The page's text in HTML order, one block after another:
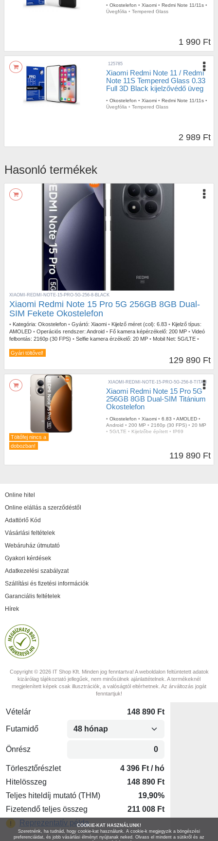
• Okostelefon • Xiaomi • Redmi Note 11/11s •
Üvegfólia • Tempered Glass
1 990 Ft
125785
Xiaomi Redmi Note 11 / Redmi
Note 11S Tempered Glass 0.33
Full 3D Black kijelzővédő üveg
• Okostelefon • Xiaomi • Redmi Note 11/11s •
Üvegfólia • Tempered Glass
2 989 Ft
Hasonló termékek
Gyári töltővel!
XIAOMI-REDMI-NOTE-15-PRO-5G-256-8-BLACK
Xiaomi Redmi Note 15 Pro 5G 256GB 8GB Dual-
SIM Fekete Okostelefon
• Kategória: Okostelefon • Gyártó: Xiaomi • Kijelző méret (col): 6.83 • Kijelző típus:
AMOLED • Operációs rendszer: Android • Fő kamera képérzékelő: 200 MP • Videó
felbontás: 2160p (30 FPS) • Selfie kamera érzékelő: 20 MP • Mobil Net: 5G/LTE •
129 890 Ft
Töltőfej nincs a
dobozban!
XIAOMI-REDMI-NOTE-15-PRO-5G-256-8-TITAN
Xiaomi Redmi Note 15 Pro 5G
256GB 8GB Dual-SIM Titánium
Okostelefon
• Okostelefon • Xiaomi • 6.83 • AMOLED •
Android • 200 MP • 2160p (30 FPS) • 20 MP
• 5G/LTE • Kijelzőbe épített • IP69
119 890 Ft
Online hitel
Online elállás a szerződéstől
Adattörlő Kód
Vásárlási feltételek
Webáruház útmutató
Gyakori kérdések
Adatkezelési szabályzat
Szállítási és fizetési információk
Garanciális feltételek
Hírek
Copyright © 2026 IT Shop Kft. Minden jog fenntartva! A weboldalon feltüntetett adatok
kizárólag tájékoztató jellegűek, nem minősülnek ajánlattételnek. A termékeknél
megjelenített képek csak illusztrációk, a valóságtól eltérhetnek. Az árváltozás jogát
fenntartjuk!
COOKIE-KAT HASZNÁLUNK!
Szeretnénk, ha tudnád, hogy cookie-kat használunk. A cookie-k megjegyzik a böngészési
preferenciáidat, és jobb vásárlási élményt nyújtanak neked. Olvass el mindent a sütikről és az